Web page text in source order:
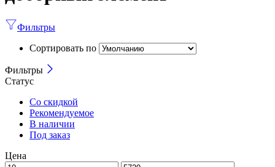
Фильтры
Сортировать по
Фильтры
Статус
Со скидкой
Рекомендуемое
В наличии
Под заказ
Цена